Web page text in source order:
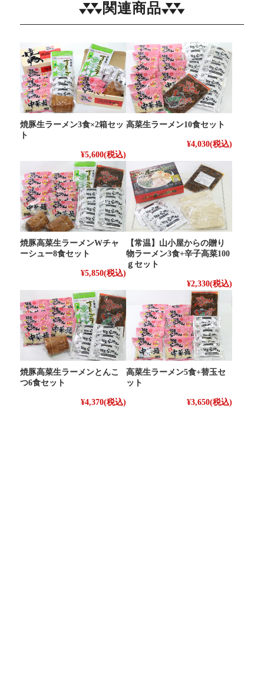
関連商品
焼豚生ラーメン3食×2箱セッ
ト
¥5,600(税込)
高菜生ラーメン10食セット
¥4,030(税込)
焼豚高菜生ラーメンWチャ
ーシュー8食セット
¥5,850(税込)
【常温】山小屋からの贈り
物ラーメン3食+辛子高菜100
ｇセット
¥2,330(税込)
焼豚高菜生ラーメンとんこ
つ6食セット
¥4,370(税込)
高菜生ラーメン5食+替玉セ
ット
¥3,650(税込)